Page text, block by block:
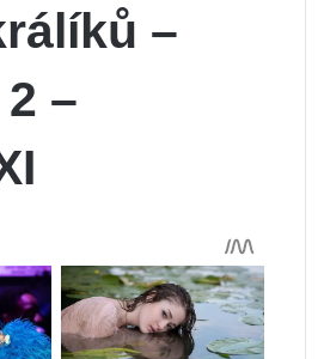
–
–